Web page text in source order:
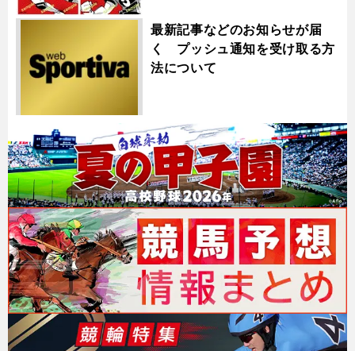
最新記事などのお知らせが届
く プッシュ通知を受け取る方
法について